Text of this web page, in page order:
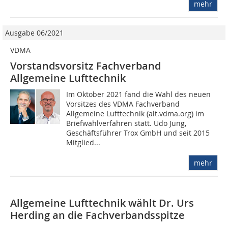
mehr
Ausgabe 06/2021
VDMA
Vorstandsvorsitz Fachverband
Allgemeine Lufttechnik
Im Oktober 2021 fand die Wahl des neuen
Vorsitzes des VDMA Fachverband
Allgemeine Lufttechnik (alt.vdma.org) im
Briefwahlverfahren statt. Udo Jung,
Geschäftsführer Trox GmbH und seit 2015
Mitglied...
mehr
Allgemeine Lufttechnik wählt Dr. Urs
Herding an die Fachverbandsspitze